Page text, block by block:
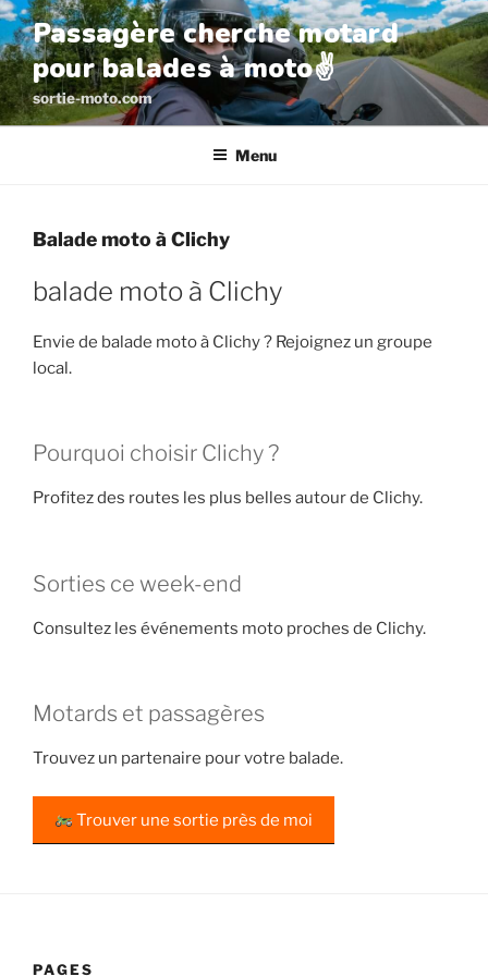
Aller
au
contenu
principal
Passagère cherche motard
pour balades à moto✌️
sortie-moto.com
Menu
Balade moto à Clichy
balade moto à Clichy
Envie de balade moto à Clichy ? Rejoignez un groupe
local.
Pourquoi choisir Clichy ?
Profitez des routes les plus belles autour de Clichy.
Sorties ce week-end
Consultez les événements moto proches de Clichy.
Motards et passagères
Trouvez un partenaire pour votre balade.
Trouver une sortie près de moi
PAGES